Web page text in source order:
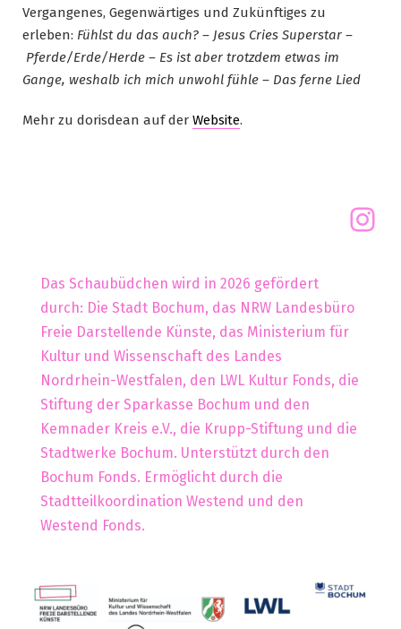
Vergangenes, Gegenwärtiges und Zukünftiges zu
erleben: Fühlst du das auch? – Jesus Cries Superstar –
Pferde/Erde/Herde – Es ist aber trotzdem etwas im
Gange, weshalb ich mich unwohl fühle – Das ferne Lied
Mehr zu dorisdean auf der Website.
Das Schaubüdchen wird in 2026 gefördert
durch: Die Stadt Bochum, das NRW Landesbüro
Freie Darstellende Künste, das Ministerium für
Kultur und Wissenschaft des Landes
Nordrhein-Westfalen, den LWL Kultur Fonds, die
Stiftung der Sparkasse Bochum und den
Kemnader Kreis e.V., die Krupp-Stiftung und die
Stadtwerke Bochum. Unterstützt durch den
Bochum Fonds. Ermöglicht durch die
Stadtteilkoordination Westend und den
Westend Fonds.